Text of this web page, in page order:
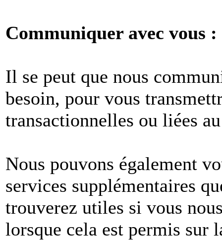
Communiquer avec vous :
Il se peut que nous
besoin, pour vous
transactionnelles ou liées
Nous pouvons également
services supplémentaires
trouverez utiles si vous
lorsque cela est permis sur